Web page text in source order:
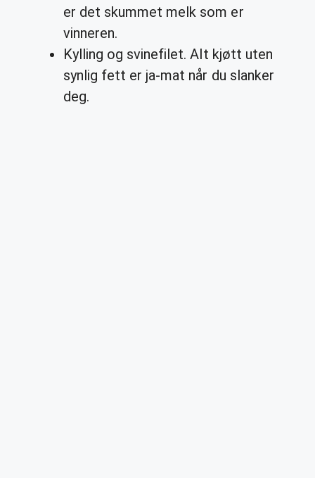
er det skummet melk som er
vinneren.
Kylling og svinefilet. Alt kjøtt uten
synlig fett er ja-mat når du slanker
deg.